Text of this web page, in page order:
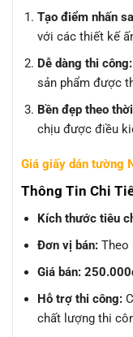
Tạo điểm nhấn
với các thiết kế
Dễ dàng thi công:
sản phẩm được
Bền đẹp theo
chịu được điều
Giá giấy dán tường
Thông Tin Chi
Kích thước tiêu
Đơn vị bán:Theo
Giá bán:
Hỗ trợ thi công:
chất lượng thi